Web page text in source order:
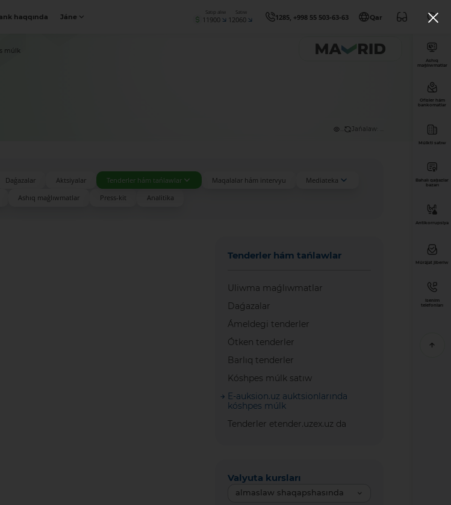
haqqında Jáne
Satıp alıw
11900
Satıw
12060 1285, +998 55 503-63-63 Qar
múlk
Jańalaw: ...
Daǵazalar Aktsiyalar Tenderler hám tańlawlar Maqalalar hám intervyu
Mediateka
Ashıq maǵlıwmatlar Press-kit Analitika
Tenderler hám tańlawlar
Uliwma maǵlıwmatlar
Daǵazalar
Ámeldegi tenderler
Ótken tenderler
Barlıq tenderler
Kóshpes múlk satıw
E-auksion.uz auktsionlarında
kóshpes múlk
Tenderler etender.uzex.uz da
Valyuta kursları
almaslaw shaqapshasında
Ashıq
maǵlıwmatlar
Ofisler hám
bankomatlar
Múlkti satıw
Bahalı qaǵazlar
bazarı
Antikorrupsiya
Múrájat jiberiw
Isenim
telefonları